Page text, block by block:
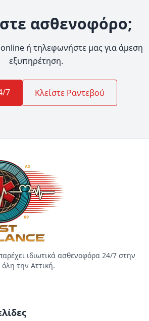
ασθενοφόρο;
ή τηλεφωνήστε μας για άμεση
εξυπηρέτηση.
7 Κλείστε Ραντεβού
ιδιωτικά ασθενοφόρα 24/7 στην
την Αττική.